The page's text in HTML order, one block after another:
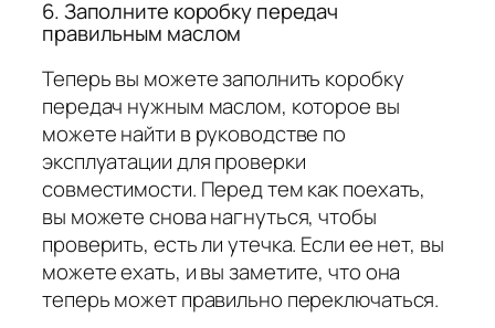
6. Заполните коробку передач
правильным маслом
Теперь вы можете заполнить коробку
передач нужным маслом, которое вы
можете найти в руководстве по
эксплуатации для проверки
совместимости. Перед тем как поехать,
вы можете снова нагнуться, чтобы
проверить, есть ли утечка. Если ее нет, вы
можете ехать, и вы заметите, что она
теперь может правильно переключаться.